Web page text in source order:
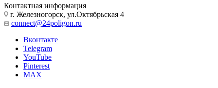
Контактная информация
г. Железногорск, ул.Октябрьская 4
connect@24poligon.ru
Вконтакте
Telegram
YouTube
Pinterest
MAX